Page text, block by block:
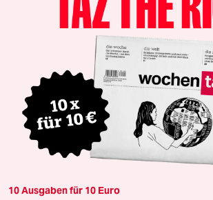
10 Ausgaben für 10 Euro